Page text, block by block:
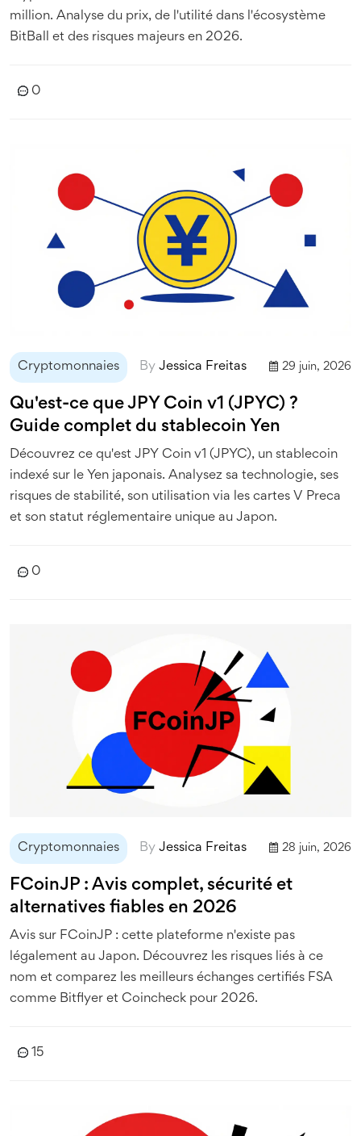
million. Analyse du prix, de l'utilité dans l'écosystème
BitBall et des risques majeurs en 2026.
0
Cryptomonnaies By Jessica Freitas 29 juin, 2026
Qu'est-ce que JPY Coin v1 (JPYC) ?
Guide complet du stablecoin Yen
Découvrez ce qu'est JPY Coin v1 (JPYC), un stablecoin
indexé sur le Yen japonais. Analysez sa technologie, ses
risques de stabilité, son utilisation via les cartes V Preca
et son statut réglementaire unique au Japon.
0
Cryptomonnaies By Jessica Freitas 28 juin, 2026
FCoinJP : Avis complet, sécurité et
alternatives fiables en 2026
Avis sur FCoinJP : cette plateforme n'existe pas
légalement au Japon. Découvrez les risques liés à ce
nom et comparez les meilleurs échanges certifiés FSA
comme Bitflyer et Coincheck pour 2026.
15